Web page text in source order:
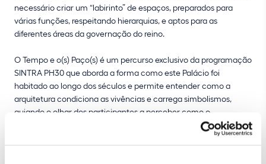
necessário criar um “labirinto” de espaços, preparados para
várias funções, respeitando hierarquias, e aptos para as
diferentes áreas da governação do reino.
O Tempo e o(s) Paço(s) é um percurso exclusivo da programação
SINTRA PH30 que aborda a forma como este Palácio foi
habitado ao longo dos séculos e permite entender como a
arquitetura condiciona as vivências e carrega simbolismos,
guiando o olhar dos participantes a perceber como o
património imóvel, enquanto lugar de memória, é modificado